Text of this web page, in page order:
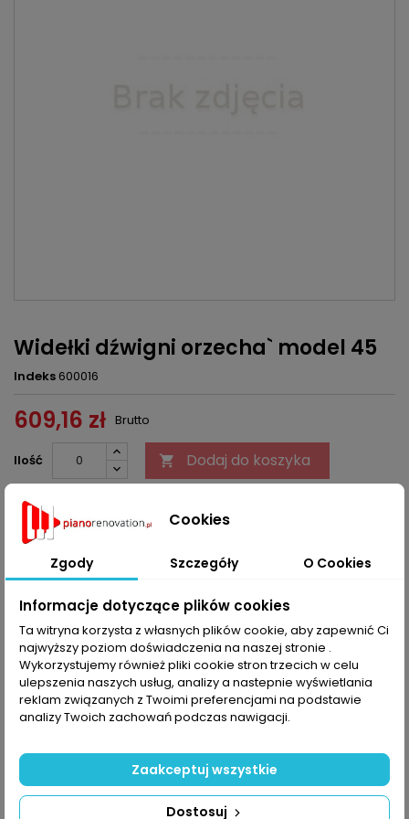
Widełki dźwigni orzecha` model 45
Indeks 600016
609,16 zł Brutto
Ilość  Dodaj do koszyka

Udostępnij
OPIS SZCZEGÓŁY PRODUKTU
Widełki dźwigni orzecha, model 45
KOMENTARZE (0) Oceń
16 INNYCH PRODUKTÓW W TEJ SAMEJ KATEGORII:
>
<
Cookies
Zgody Szczegóły O Cookies
Informacje dotyczące plików cookies
Ta witryna korzysta z własnych plików cookie, aby zapewnić Ci
najwyższy poziom doświadczenia na naszej stronie .
Wykorzystujemy również pliki cookie stron trzecich w celu
ulepszenia naszych usług, analizy a nastepnie wyświetlania
reklam związanych z Twoimi preferencjami na podstawie
analizy Twoich zachowań podczas nawigacji.
Dostosuj
Zaakceptuj wszystkie